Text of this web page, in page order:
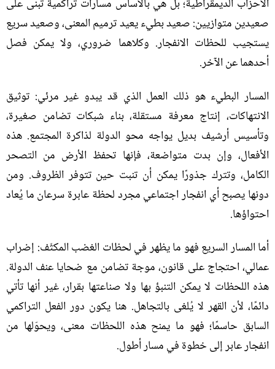
الأحزاب الديمقراطية؛ بل هي بالأساس مسارات تراكمية تُبنى على
صعيدين متوازيين:صعيد بطيء يعيد ترميم المعنى، وصعيد سريع
يستجيب للحظات الانفجار. وكلاهما ضروري، ولا يمكن فصل
أحدهما عن الآخر.
المسار البطيء هو ذلك العمل الذي قد يبدو غير مرئي: توثيق
الانتهاكات، إنتاج معرفة مستقلة، بناء شبكات تضامن صغيرة،
وتأسيس أرشيف بديل يواجه محو الدولة لذاكرة المجتمع. هذه
الأفعال، وإن بدت متواضعة، فإنها تحفظ الأرض من التصحر
الكامل، وتترك جذورًا يمكن أن تنبت حين تتوفر الظروف. ومن
دونها يصبح أي انفجار اجتماعي مجرد لحظة عابرة سرعان ما يُعاد
احتواؤها.
أما المسار السريع فهو ما يظهر في لحظات الغضب المكثّف: إضراب
عمالي، احتجاج على قانون، موجة تضامن مع ضحايا عنف الدولة.
هذه اللحظات لا يمكن التنبؤ بها ولا صناعتها بقرار، غير أنها تأتي
دائمًا، لأن القهر لا يُلغى بالتجاهل. هنا يكون دور الفعل التراكمي
السابق حاسمًا؛ فهو ما يمنح هذه اللحظات معنى، ويحوّلها من
انفجار عابر إلى خطوة في مسار أطول.